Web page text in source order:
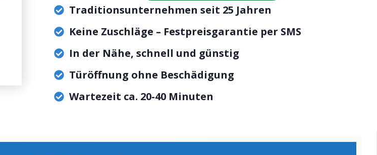
Traditionsunternehmen seit 25 Jahren
Keine Zuschläge – Festpreisgarantie per SMS
In der Nähe, schnell und günstig
Türöffnung ohne Beschädigung
Wartezeit ca. 20-40 Minuten